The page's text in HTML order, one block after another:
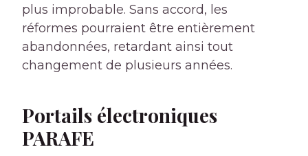
plus improbable. Sans accord, les
réformes pourraient être entièrement
abandonnées, retardant ainsi tout
changement de plusieurs années.
Portails électroniques
PARAFE